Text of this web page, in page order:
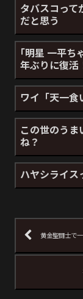
タバスコって
だと思う
｢明星 一平ち
年ぶりに復活
ワイ「天一
この世のうま
ね？
ハヤシライス
黄金聖闘士で